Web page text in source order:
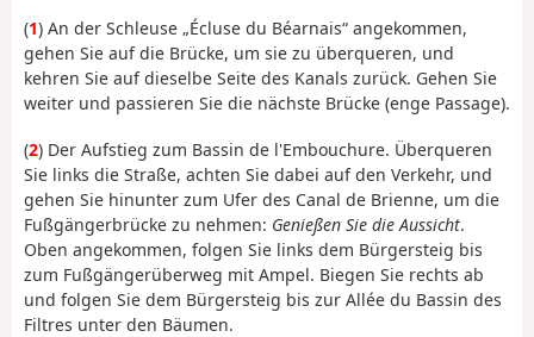
(1) An der Schleuse „Écluse du Béarnais“ angekommen,
gehen Sie auf die Brücke, um sie zu überqueren, und
kehren Sie auf dieselbe Seite des Kanals zurück. Gehen Sie
weiter und passieren Sie die nächste Brücke (enge Passage).
(2) Der Aufstieg zum Bassin de l'Embouchure. Überqueren
Sie links die Straße, achten Sie dabei auf den Verkehr, und
gehen Sie hinunter zum Ufer des Canal de Brienne, um die
Fußgängerbrücke zu nehmen: Genießen Sie die Aussicht.
Oben angekommen, folgen Sie links dem Bürgersteig bis
zum Fußgängerüberweg mit Ampel. Biegen Sie rechts ab
und folgen Sie dem Bürgersteig bis zur Allée du Bassin des
Filtres unter den Bäumen.